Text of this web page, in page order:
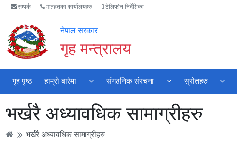
Accessibility
Mode
गर्नुहोस्
मुख्य
सामाग्री
पढ्नुहाेस्
मुख्य
नेभिगेसन
पढ्नुहाेस्
वेबसाइट
खोजमा
जानुहोस्
सम्पर्क मातहतका कार्यालयहरु टेलिफोन निर्देशिका
नेपाल सरकार
गृह मन्त्रालय
गृह पृष्ठ हाम्रो बारेमा संगठनिक संरचना स्रोतहरु
भर्खरै अध्यावधिक सामाग्रीहरु
भर्खरै अध्यावधिक सामाग्रीहरु